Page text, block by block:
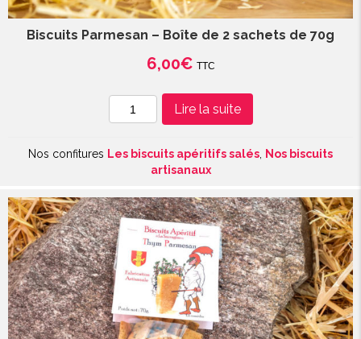
Biscuits Parmesan – Boîte de 2 sachets de 70g
6,00€ TTC
quantité
de
Parmesan
Boîte
de
2
sachets
de
70g
Lire la suite
Nos confitures Les biscuits apéritifs salés Nos biscuits
artisanaux